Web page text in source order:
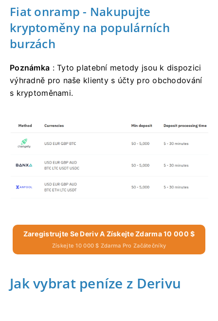
Fiat onramp - Nakupujte
kryptoměny na populárních
burzách
Poznámka : Tyto platební metody jsou k dispozici
výhradně pro naše klienty s účty pro obchodování
s kryptoměnami.
Zaregistrujte Se Deriv A Získejte Zdarma 10 000 $
Získejte 10 000 $ Zdarma Pro Začátečníky
Jak vybrat peníze z Derivu